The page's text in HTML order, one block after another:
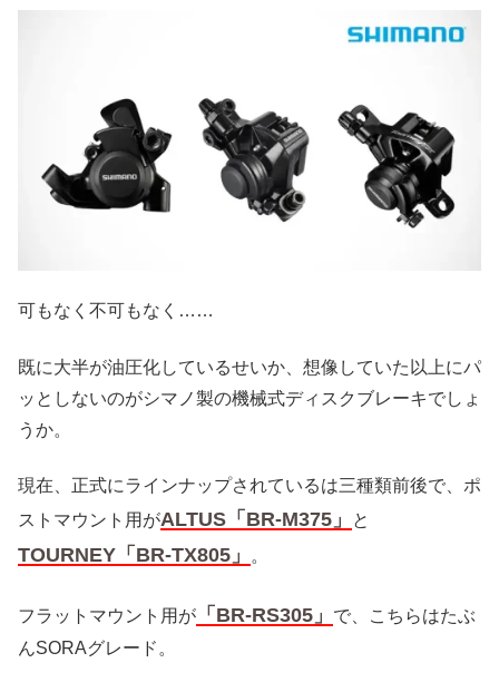
可もなく不可もなく……
既に大半が油圧化しているせいか、想像していた以上にパ
ッとしないのがシマノ製の機械式ディスクブレーキでしょ
うか。
現在、正式にラインナップされているは三種類前後で、ポ
ストマウント用がALTUS「BR-M375」 と
TOURNEY「BR-TX805」 。
フラットマウント用が 「BR-RS305」
で、こちらはたぶ
んSORAグレード。